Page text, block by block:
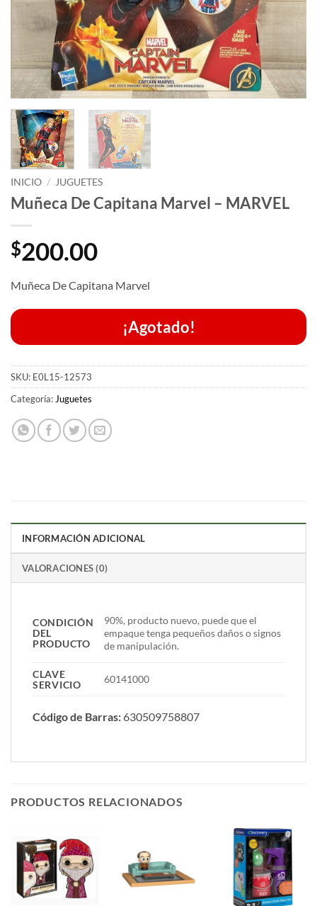
INICIO / JUGUETES
Muñeca De Capitana Marvel – MARVEL
$200.00
Muñeca De Capitana Marvel
¡Agotado!
SKU: E0L15-12573
Categoría: Juguetes
INFORMACIÓN ADICIONAL
VALORACIONES (0)
CONDICIÓN
DEL
PRODUCTO
90%, producto nuevo, puede que el
empaque tenga pequeños daños o signos
de manipulación.
CLAVE
SERVICIO
60141000
Código de Barras: 630509758807
PRODUCTOS RELACIONADOS